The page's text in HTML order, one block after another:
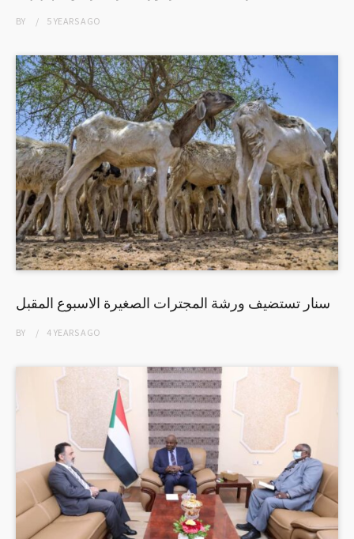
BY 5 YEARSAGO
سنار تستضيف ورشة المجترات الصغيرة الاسبوع المقبل
BY 4 YEARSAGO